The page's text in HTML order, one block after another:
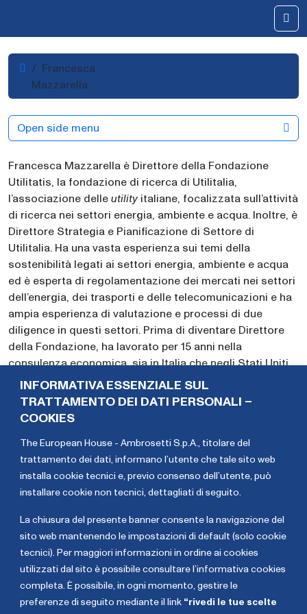
INFORMATIVA ESSENZIALE SUL
TRATTAMENTO DEI DATI PERSONALI –
COOKIES
The European House - Ambrosetti S.p.A., titolare del
trattamento dei dati, informano l’utente che tale sito web
installa cookie tecnici e, previo consenso dell’utente, può
installare cookie non tecnici, dettagliati di seguito
La chiusura del presente banner consente la navigazione del
sito web mantenendo le impostazioni di default (solo cookie
tecnici). Per maggiori informazioni in ordine ai cookies
utilizzati dal sito è possibile consultare l’informativa cookies
completa. È possibile, in ogni momento, gestire le
preferenze di seguito mediante il link “rivedi le tue scelte
HomeFrancesca
Mazzarella
Francesca Mazzarella è Direttore della Fondazione
Utilitatis, la fondazione di ricerca di Utilitalia,
l’associazione delle utility italiane, focalizzata sull’attività
di ricerca nei settori energia, ambiente e acqua. Inoltre, è
Direttore Strategia e Pianificazione di Settore di
Utilitalia. Ha una vasta esperienza sui temi della
sostenibilità legati ai settori energia, ambiente e acqua
ed è esperta di regolamentazione dei mercati nei settori
dell’energia, dei trasporti e delle telecomunicazioni e ha
ampia esperienza di valutazione e processi di due
diligence in questi settori. Prima di diventare Direttore
della Fondazione, ha lavorato per 15 anni nella
consulenza economica, sia in Italia che negli Stati Uniti,
lavorando presso The Brattle Group e, prima, presso
NERA Economic Consulting, assistendo banche, fondi
azionari, istituzioni e società che operano in mercati
Mazzarella ha unPhD in Economia conseguito presso
l’Università di Roma Tre, con un periodo
divisitingpresso la Stanford University (USA), unM.Sc
in Economics presso la London School of Economics e
Bocconi di Milano.
Benedetta
Brioschi
Mariangela
Pira
Open side menu